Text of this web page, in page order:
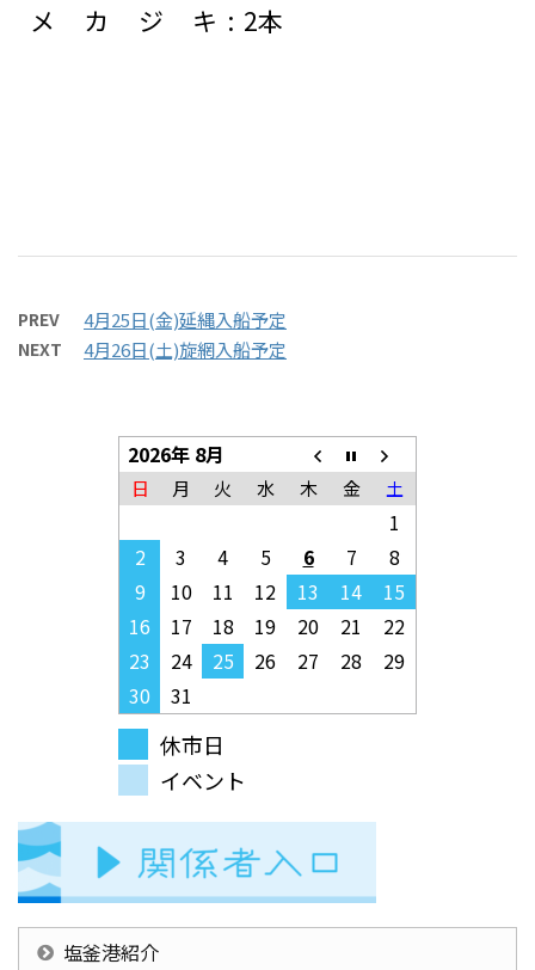
メカジキ : 2本
PREV 4月25日(金)延縄入船予定
NEXT 4月26日(土)旋網入船予定
2026年 8月
日 月 火 水 木 金 土
1
2
3 4 5 6 7
8
9
10 11 12 13 14
15
16
17 18 19 20 21
22
23
24 25 26 27 28
29
30
31
休市日
イベント
塩釜港紹介